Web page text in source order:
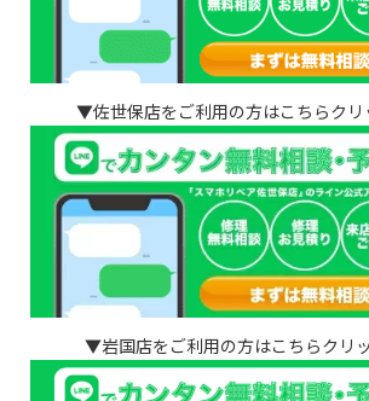
▼佐世保店をご利用の方はこちらク
▼岩国店をご利用の方はこちらクリ